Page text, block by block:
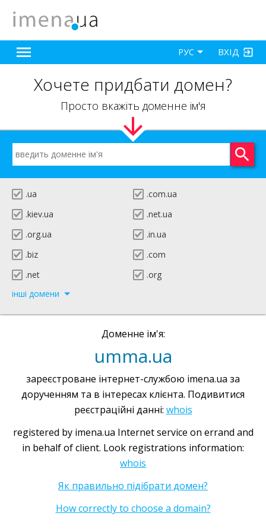
ВХІД
РУС
Хочете придбати домен?
Просто вкажіть доменне ім'я
.ua
.com.ua
.kiev.ua
.net.ua
.org.ua
.in.ua
.biz
.com
.net
.org
інші домени
Доменне ім'я:
umma.ua
зареєстроване інтернет-службою imena.ua за
дорученням та в інтересах клієнта. Подивитися
реєстраційні данні: whois
registered by imena.ua Internet service on errand and
in behalf of client. Look registrations information:
whois
Як правильно підібрати домен?
How correctly to choose a domain?